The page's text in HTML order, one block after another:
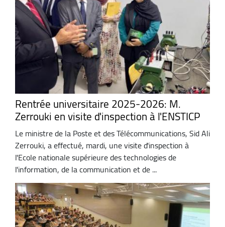
Rentrée universitaire 2025-2026: M.
Zerrouki en visite d'inspection à l'ENSTICP
Le ministre de la Poste et des Télécommunications, Sid Ali
Zerrouki, a effectué, mardi, une visite d'inspection à
l'Ecole nationale supérieure des technologies de
l'information, de la communication et de ...